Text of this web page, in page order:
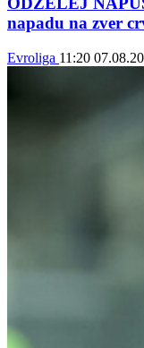
napadu na zver
Evroliga 11:20